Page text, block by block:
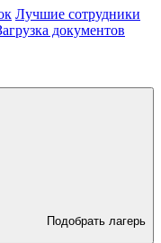
Лучшие сотрудники
документов
Подобрать лагерь